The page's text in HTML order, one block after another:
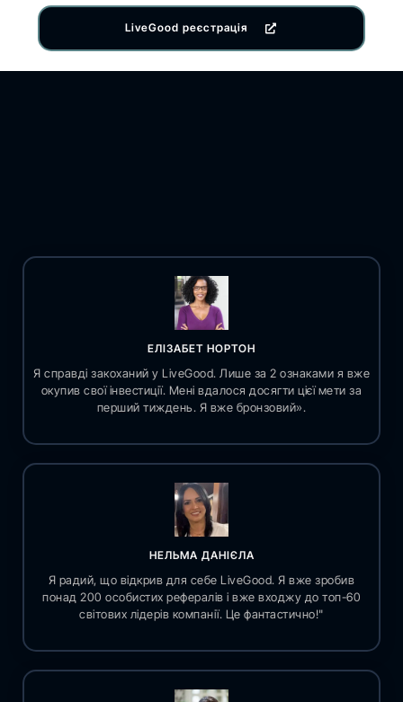
LiveGood реєстрація
ЕЛІЗАБЕТ НОРТОН
Я справді закоханий у LiveGood. Лише за 2 ознаками я вже
окупив свої інвестиції. Мені вдалося досягти цієї мети за
перший тиждень. Я вже бронзовий».
НЕЛЬМА ДАНІЄЛА
Я радий, що відкрив для себе LiveGood. Я вже зробив
понад 200 особистих рефералів і вже входжу до топ-60
світових лідерів компанії. Це фантастично!"